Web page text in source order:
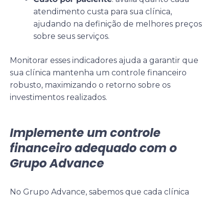
atendimento custa para sua clínica,
ajudando na definição de melhores preços
sobre seus serviços.
Monitorar esses indicadores ajuda a garantir que
sua clínica mantenha um controle financeiro
robusto, maximizando o retorno sobre os
investimentos realizados.
Implemente um controle
financeiro adequado com o
Grupo Advance
No Grupo Advance, sabemos que cada clínica